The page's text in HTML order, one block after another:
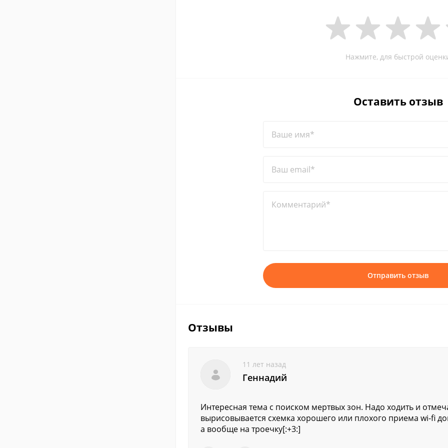
Нажмите, для быстрой
Оставить отзыв
Ваше имя*
Ваш email*
Комментарий*
Отправить отзыв
Отзывы
11 лет назад
Геннадий
Интересная тема с поиском мертвых зон. Надо ходить и
вырисовывается схемка хорошего или плохого приема wi-fi
а вообще на троечку[:+3:]